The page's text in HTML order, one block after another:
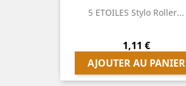
5 ETOILES Stylo Roller...
Prix
1,11 €
AJOUTER AU PANIER